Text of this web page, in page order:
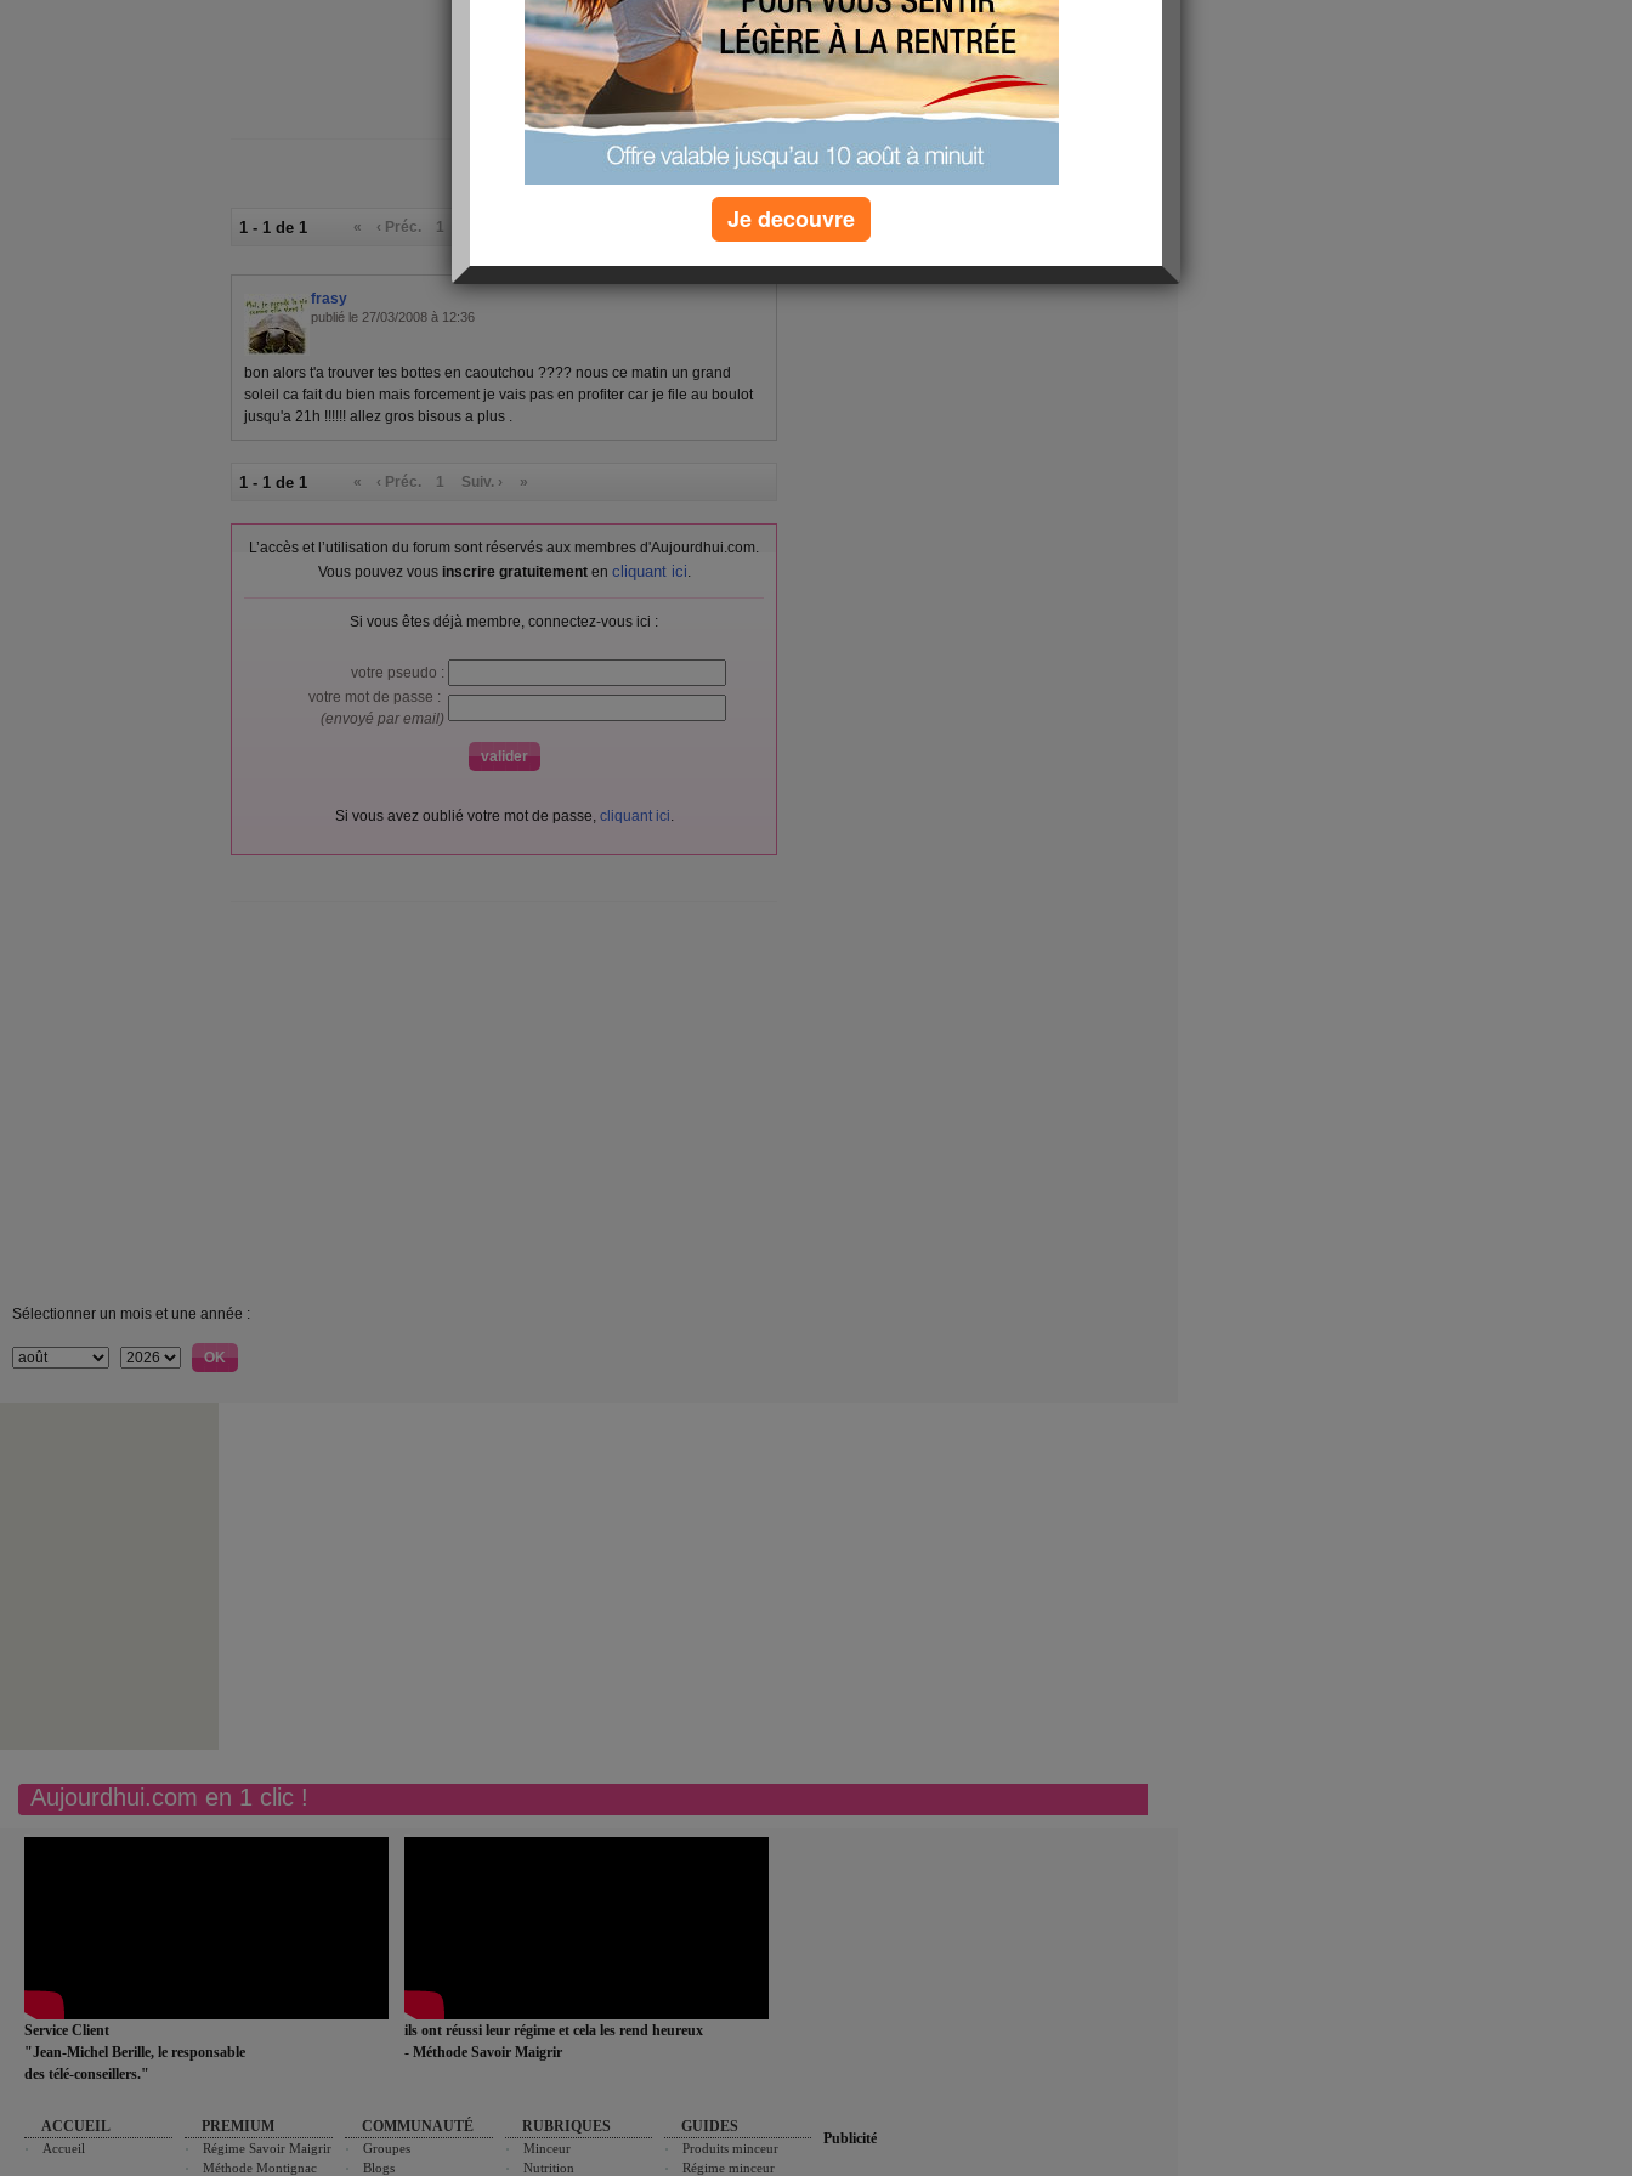
(1) commentaires
1 - 1 de 1 « ‹ Préc. 1
frasy
publié le 27/03/2008 à 12:36
bon alors t'a trouver tes bottes en caoutchou ???? nous ce matin un grand
soleil ca fait du bien mais forcement je vais pas en profiter car je file au boulot
jusqu'a 21h !!!!!! allez gros bisous a plus .
1 - 1 de 1 « ‹ Préc. 1 Suiv. › »
L’accès et l’utilisation du forum sont réservés aux membres d'Aujourdhui.com.
Vous pouvez vous inscrire gratuitementen cliquant ici.
Si vous êtes déjà membre, connectez-vous ici :
votre pseudo :
votre mot de passe :
(envoyé par email)
Si vous avez oublié votre mot de passe, cliquant ici.
Sélectionner un mois et une année :
Aujourdhui.com en 1 clic !
Service Client
"Jean-Michel Berille, le responsable
des télé-conseillers."
ils ont réussi leur régime et cela les rend heureux
- Méthode Savoir Maigrir
ACCUEIL
Accueil
PREMIUM
Régime Savoir Maigrir
Méthode Montignac
COMMUNAUTÉ
Groupes
Blogs
RUBRIQUES
Minceur
Nutrition
GUIDES
Produits minceur
Régime minceur
Publicité
Je decouvre